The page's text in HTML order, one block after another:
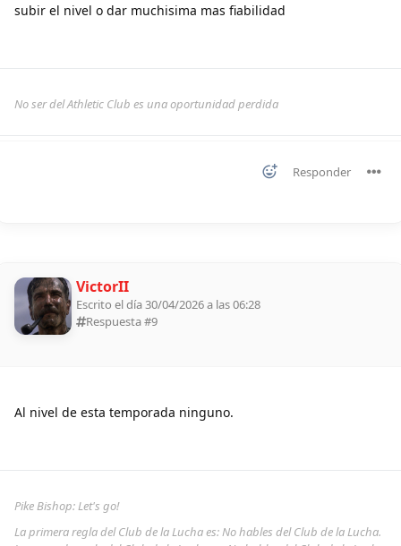
subir el nivel o dar muchisima mas fiabilidad
No ser del Athletic Club es una oportunidad perdida
Responder
VictorII
Escrito el día 30/04/2026 a las 06:28
Respuesta #9
Al nivel de esta temporada ninguno.
Pike Bishop: Let's go!
La primera regla del Club de la Lucha es: No hables del Club de la Lucha.